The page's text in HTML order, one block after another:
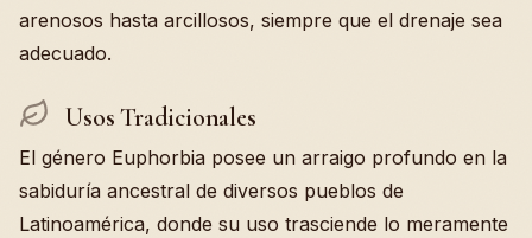
arenosos hasta arcillosos, siempre que el drenaje sea
adecuado.
Usos Tradicionales
El género Euphorbia posee un arraigo profundo en la
sabiduría ancestral de diversos pueblos de
Latinoamérica, donde su uso trasciende lo meramente